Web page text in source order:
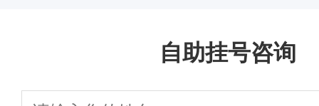
自助挂号咨询